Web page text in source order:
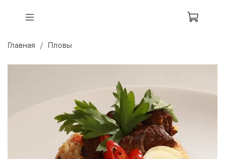
Главная Пловы